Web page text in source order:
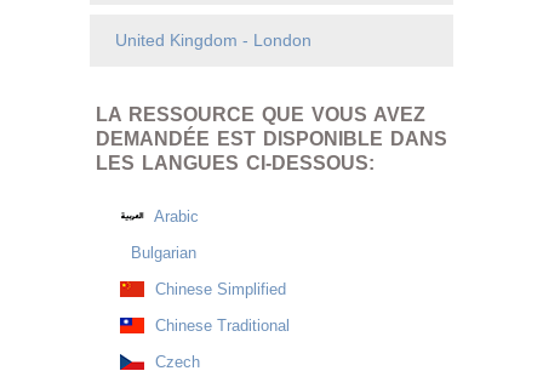
United Kingdom - London
LA RESSOURCE QUE VOUS AVEZ
DEMANDÉE EST DISPONIBLE DANS
LES LANGUES CI-DESSOUS:
Arabic
Bulgarian
Chinese Simplified
Chinese Traditional
Czech